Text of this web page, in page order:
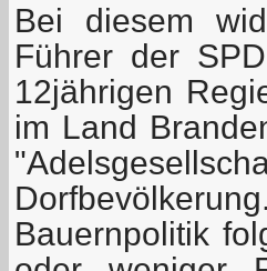
Bei diesem
Führer der
12jährigen
im Land
Bauernpolitik